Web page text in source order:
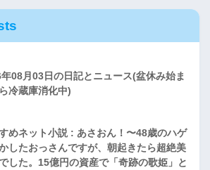
08月03日の日記とニュース(盆休み始ま
冷蔵庫消化中)
めネット小説 : あさおん！〜48歳のハゲ
したおっさんですが、朝起きたら超絶美
した。15億円の資産で「奇跡の歌姫」と